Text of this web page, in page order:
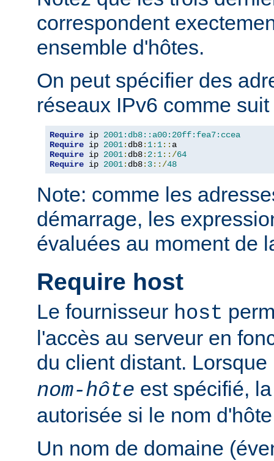
correspondent
ensemble d'hôtes.
On peut spécifier des
réseaux IPv6 comme suit
Require ip 2001:db8::a00:20ff:fea7:ccea
Require ip 2001: db8: 1: 1::
Require ip 2001: db8: 2: 1::/64
Require ip 2001: db8: 3::/48
Note: comme les
démarrage, les
évaluées au moment de
Require host
Le fournisseur host
l'accès au serveur en
du client distant. Lorsque
nom-hôte est spécifié,
autorisée si le nom
Un nom de domaine